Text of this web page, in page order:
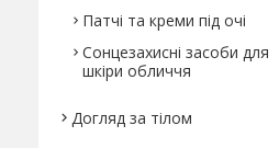
Патчі та креми під очі
Сонцезахисні засоби для
шкіри обличчя
Догляд за тілом